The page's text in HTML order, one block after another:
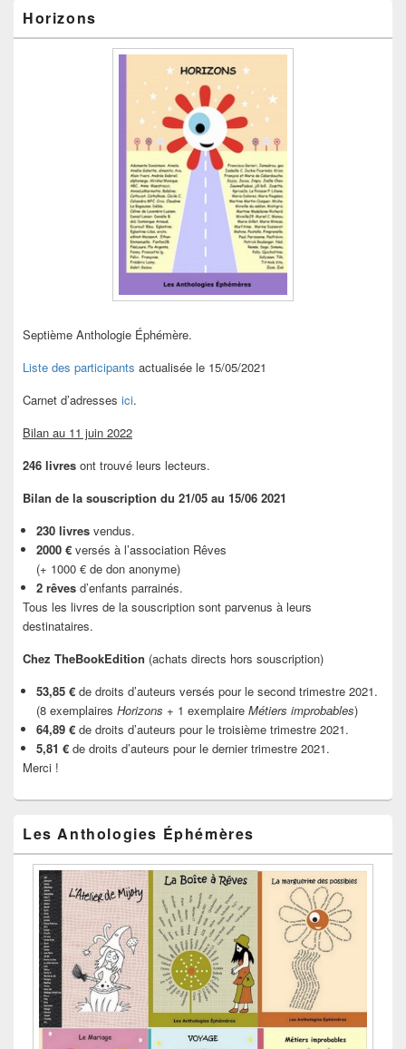
Horizons
Septième Anthologie Éphémère.
Liste des participants actualisée le 15/05/2021
Carnet d’adresses ici.
Bilan au 11 juin 2022
246 livres ont trouvé leurs lecteurs.
Bilan de la souscription du 21/05 au 15/06 2021
230 livres vendus.
2000 € versés à l’association Rêves
(+ 1000 € de don anonyme)
2 rêves d’enfants parrainés.
Tous les livres de la souscription sont parvenus à leurs
destinataires.
Chez TheBookEdition (achats directs hors souscription)
53,85 € de droits d’auteurs versés pour le second trimestre 2021.
(8 exemplaires Horizons + 1 exemplaire Métiers improbables)
64,89 € de droits d’auteurs pour le troisième trimestre 2021.
5,81 € de droits d’auteurs pour le dernier trimestre 2021.
Merci !
Les Anthologies Éphémères